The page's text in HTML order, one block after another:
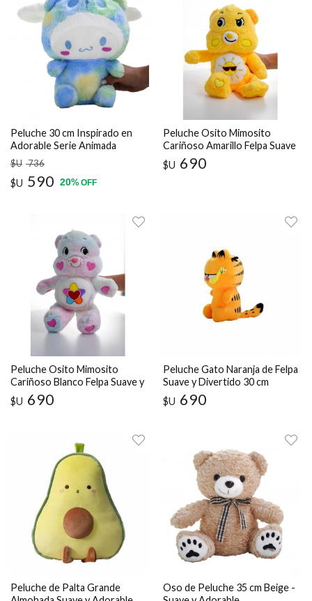
Peluche 30 cm Inspirado en
Adorable Serie Animada
Japonesa
$U 736
$U 590 20%OFF
Peluche Osito Mimosito
Cariñoso Amarillo Felpa Suave
y Brillante 30 cm
$U 690
Peluche Osito Mimosito
Cariñoso Blanco Felpa Suave y
Tierna
$U 690
Peluche Gato Naranja de Felpa
Suave y Divertido 30 cm
$U 690
Peluche de Palta Grande
Oso de Peluche 35 cm Beige -